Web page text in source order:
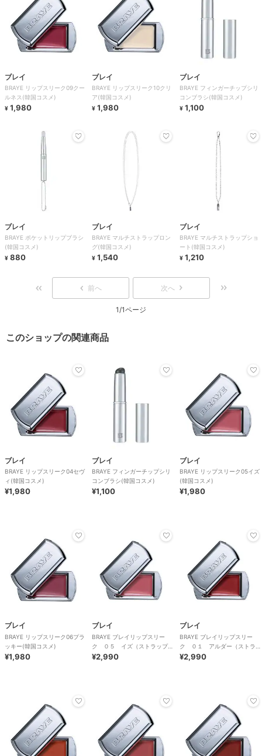
ブレイ
BRAYE リップスリーク09クー
ルネス(韓国コスメ)
¥ 1,980
ブレイ
BRAYE リップスリーク10クリ
ア(韓国コスメ)
¥ 1,980
ブレイ
BRAYE フィンガーチップシリ
コンブラシ(韓国コスメ)
¥ 1,100
ブレイ
BRAYE ポケットリップブラシ
(韓国コスメ)
¥ 880
ブレイ
BRAYE マルチストラップロン
グ(韓国コスメ)
¥ 1,540
ブレイ
BRAYE マルチストラップショ
ート(韓国コスメ)
¥ 1,210
前へ 次へ
1/1ページ
このショップの関連商品
ブレイ
BRAYE リップスリーク04セヴ
ィ(韓国コスメ)
¥1,980
ブレイ
BRAYE フィンガーチップシリ
コンブラシ(韓国コスメ)
¥1,100
ブレイ
BRAYE リップスリーク05イズ
(韓国コスメ)
¥1,980
ブレイ
BRAYE リップスリーク06プラ
ッキー(韓国コスメ)
¥1,980
ブレイ
BRAYE ブレイリップスリー
ク ０５ イズ（ストラップロ
ングセット）
¥2,990
ブレイ
BRAYE ブレイリップスリー
ク ０１ アルダー（ストラッ
プロングセット）
¥2,990